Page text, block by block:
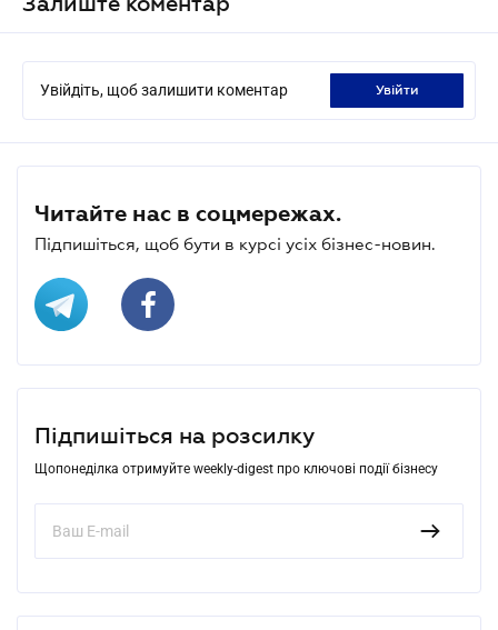
Увійдіть, щоб залишити коментар увійти
Читайте нас в соцмережах.
Підпишіться, щоб бути в курсі усіх бізнес-новин.
Підпишіться на розсилку
Щопонеділка отримуйте weekly-digest про ключові події бізнесу